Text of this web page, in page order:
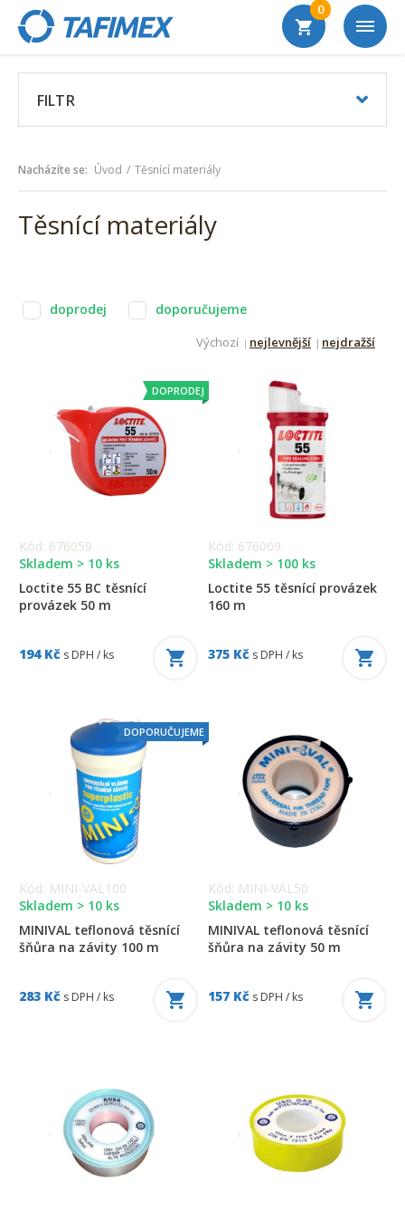
0
FILTR
Nacházíte se: Úvod Těsnící materiály
Těsnící materiály
doprodej doporučujeme
Výchozí nejlevnější nejdražší
DOPRODEJ
Kód: 676059
Skladem > 10 ks
Loctite 55 BC těsnící
provázek 50 m
194 Kč s DPH / ks
Kód: 676009
Skladem > 100 ks
Loctite 55 těsnící provázek
160 m
375 Kč s DPH / ks
DOPORUČUJEME
Kód: MINI-VAL100
Skladem > 10 ks
MINIVAL teflonová těsnící
šňůra na závity 100 m
283 Kč s DPH / ks
Kód: MINI-VAL50
Skladem > 10 ks
MINIVAL teflonová těsnící
šňůra na závity 50 m
157 Kč s DPH / ks